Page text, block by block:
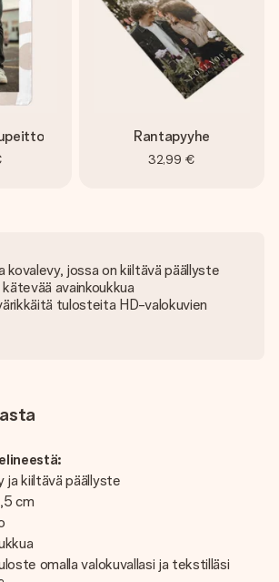
Rantapyyhe
32,99 €
kovalevy, jossa on kiiltävä päällyste
avainkoukkua
tulosteita HD-valokuvien
ja kiiltävä päällyste
cm
omalla valokuvallasi ja tekstilläsi